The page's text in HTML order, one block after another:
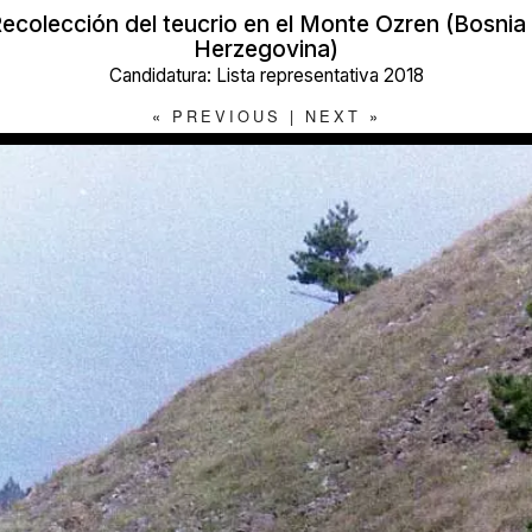
del teucrio en el Monte Ozren (Bosnia
Herzegovina)
Candidatura: Lista representativa 2018
« PREVIOUS | NEXT »